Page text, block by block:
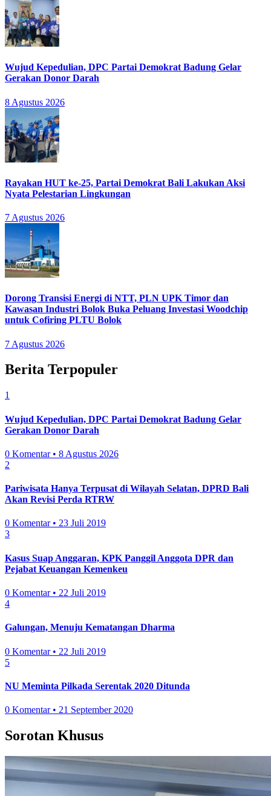
Wujud Kepedulian, DPC Partai Demokrat Badung Gelar
Gerakan Donor Darah
8 Agustus 2026
Rayakan HUT ke-25, Partai Demokrat Bali Lakukan Aksi
Nyata Pelestarian Lingkungan
7 Agustus 2026
Dorong Transisi Energi di NTT, PLN UPK Timor dan
Kawasan Industri Bolok Buka Peluang Investasi Woodchip
untuk Cofiring PLTU Bolok
7 Agustus 2026
Berita Terpopuler
1
Wujud Kepedulian, DPC Partai Demokrat Badung Gelar
Gerakan Donor Darah
0 Komentar • 8 Agustus 2026
2
Pariwisata Hanya Terpusat di Wilayah Selatan, DPRD Bali
Akan Revisi Perda RTRW
0 Komentar • 23 Juli 2019
3
Kasus Suap Anggaran, KPK Panggil Anggota DPR dan
Pejabat Keuangan Kemenkeu
0 Komentar • 22 Juli 2019
4
Galungan, Menuju Kematangan Dharma
0 Komentar • 22 Juli 2019
5
NU Meminta Pilkada Serentak 2020 Ditunda
0 Komentar • 21 September 2020
Sorotan Khusus